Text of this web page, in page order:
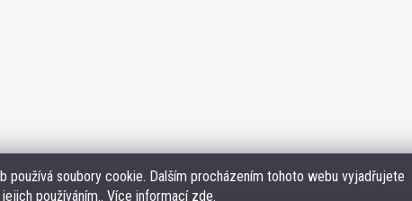
používá soubory cookie. Dalším procházením tohoto webu vyjadřujete
používáním.. Více informací zde.